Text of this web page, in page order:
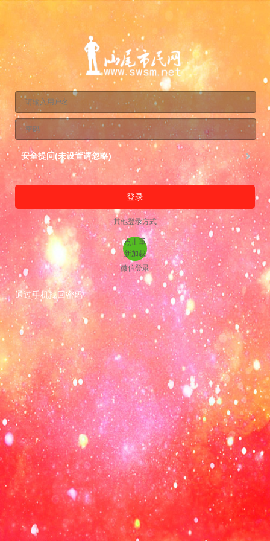
安全提问(未设置请忽略)
登录
其他登录方式
点击重
新加载
微信登录
通过手机找回密码